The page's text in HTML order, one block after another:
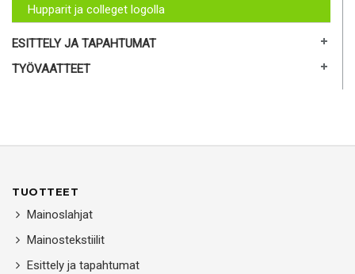
Hupparit ja colleget logolla
ESITTELY JA TAPAHTUMAT
TYÖVAATTEET
TUOTTEET
Mainoslahjat
Mainostekstiilit
Esittely ja tapahtumat